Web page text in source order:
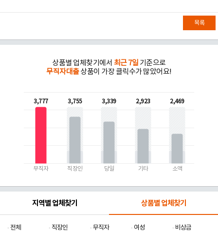
목록
상품별 업체찾기에서 최근 7일 기준으로
무직자대출상품이 가장 클릭수가 많았어요!
3,777
무직자
3,755
직장인
3,339
당일
2,923
기타
2,469
소액
지역별 업체찾기 상품별 업체찾기
전체 직장인 무직자 여성
비상금